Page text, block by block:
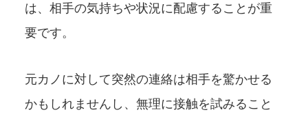
は、相手の気持ちや状況に配慮することが重
要です。
元カノに対して突然の連絡は相手を驚かせる
かもしれませんし、無理に接触を試みること